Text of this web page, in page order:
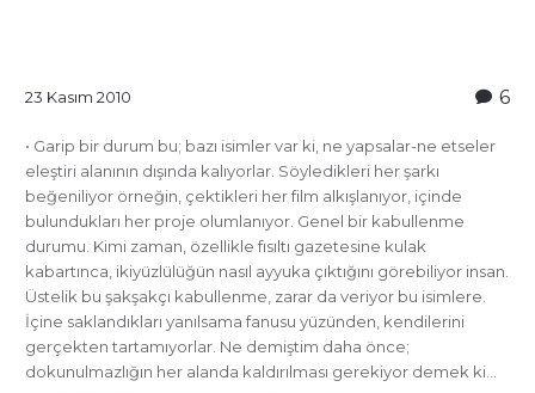
6
23 Kasım 2010
• Garip bir durum bu; bazı isimler var ki, ne yapsalar-ne etseler
eleştiri alanının dışında kalıyorlar. Söyledikleri her şarkı
beğeniliyor örneğin, çektikleri her film alkışlanıyor, içinde
bulundukları her proje olumlanıyor. Genel bir kabullenme
durumu. Kimi zaman, özellikle fısıltı gazetesine kulak
kabartınca, ikiyüzlülüğün nasıl ayyuka çıktığını görebiliyor insan.
Üstelik bu şakşakçı kabullenme, zarar da veriyor bu isimlere.
İçine saklandıkları yanılsama fanusu yüzünden, kendilerini
gerçekten tartamıyorlar. Ne demiştim daha önce;
dokunulmazlığın her alanda kaldırılması gerekiyor demek ki…